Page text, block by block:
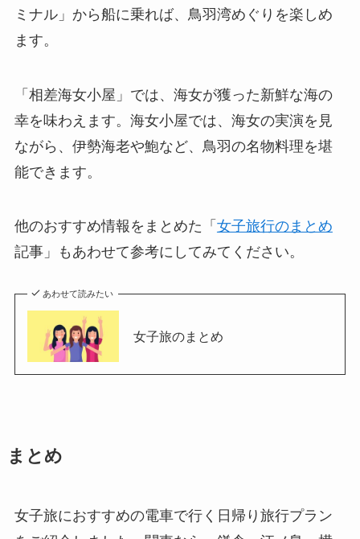
ミナル」から船に乗れば、鳥羽湾めぐりを楽しめ
ます。
「相差海女小屋」では、海女が獲った新鮮な海の
幸を味わえます。海女小屋では、海女の実演を見
ながら、伊勢海老や鮑など、鳥羽の名物料理を堪
能できます。
他のおすすめ情報をまとめた「 女子旅行のまとめ
記事」もあわせて参考にしてみてください。
あわせて読みたい
女子旅のまとめ
まとめ
女子旅におすすめの電車で行く日帰り旅行プラン